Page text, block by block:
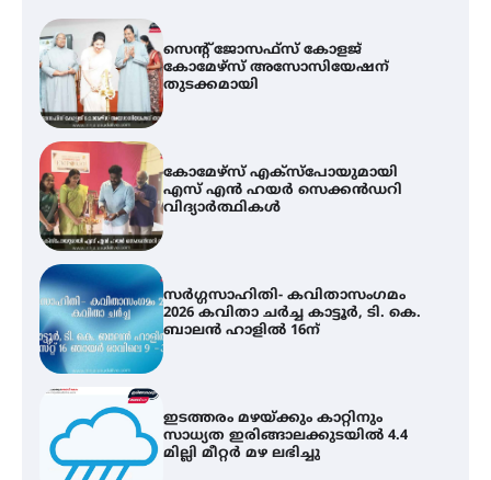
കോമേഴ്സ് എക്സ്പോയുമായി
എസ് എൻ ഹയർ സെക്കൻഡറി
വിദ്യാർത്ഥികൾ
സർഗ്ഗസാഹിതി- കവിതാസംഗമം
2026 കവിതാ ചർച്ച കാട്ടൂർ, ടി. കെ.
ബാലൻ ഹാളിൽ 16ന്
ഇടത്തരം മഴയ്ക്കും കാറ്റിനും
സാധ്യത ഇരിങ്ങാലക്കുടയിൽ 4.4
മില്ലി മീറ്റർ മഴ ലഭിച്ചു
ഐ.ഐ.ടി മദ്രാസ്സിൽ നിന്നും
ഡോക്ടറേറ്റ് – ഇരിങ്ങാലക്കുട
സ്വദേശി ആതിര എം കെ യുടെ
നേട്ടം പ്രതിസന്ധികളോട് പൊരുതി